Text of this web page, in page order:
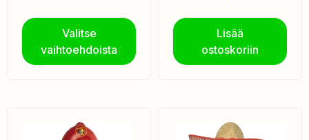
Valitse
vaihtoehdoista
Lisää
ostoskoriin